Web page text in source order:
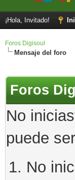
¡Hola, Invitado!
Foros Digisoul
Mensaje del foro
Foros
No
puede
No